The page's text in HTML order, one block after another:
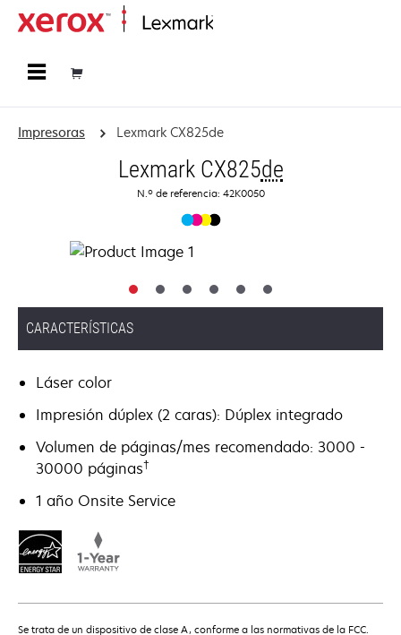
Impresoras Lexmark CX825de
Lexmark CX825de
N.º de referencia: 42K0050
CARACTERÍSTICAS
Láser color
Impresión dúplex (2 caras): Dúplex integrado
Volumen de páginas/mes recomendado: 3000 -
30000 páginas†
1 año Onsite Service
Se trata de un dispositivo de clase A, conforme a las normativas de la FCC.